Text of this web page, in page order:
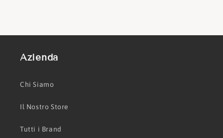
Azienda
Chi Siamo
Il Nostro Store
Tutti i Brand